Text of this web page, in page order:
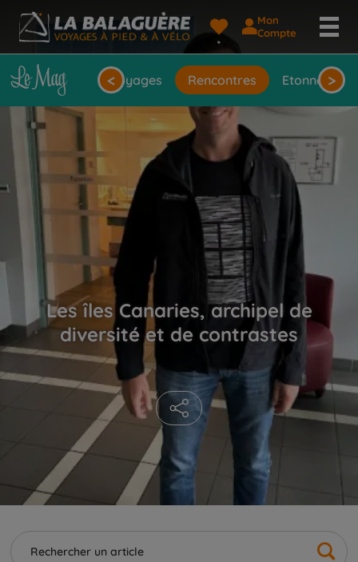
Mon
Compte
Idées de voyages Rencontres Etonnantes
< >
Les îles Canaries, archipel de
diversité et de contrastes